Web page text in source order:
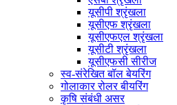
यूसीपी श्रृंखला
यूसीएफ श्रृंखला
यूसीएफएल श्रृंखला
यूसीटी श्रृंखला
यूसीएफसी सीरीज
स्व-संरेखित बॉल बेयरिंग
गोलाकार रोलर बीयरिंग
कृषि संबंधी असर